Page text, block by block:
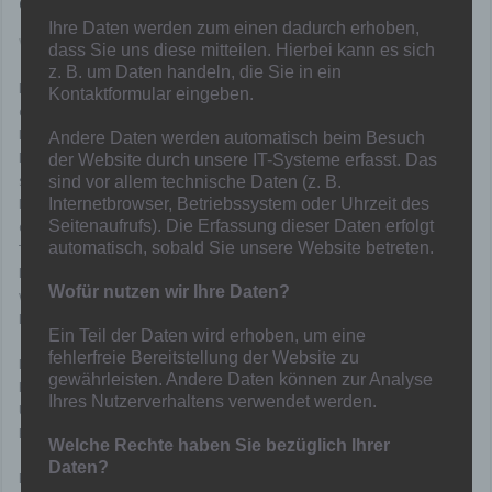
Von Mainka in Nachwuchs,News, U13
Leider hat unsere D1 den Sprung zur Niederrheinliga-Spielrunde in
diesem Jahr geschafft. Im neuen Jahr werden die Löwen in der
Leistungsklasse weiterspielen. Die Leistungsklasse wird mit 10
Mannschaften bestritten. Dinslaken 09 und der FSV Duisburg
spielen in der Spielrunde. Neu ist, dass die beiden letzten
Mannschaften der Hinrunde, RWS Lohberg und GSG Duisburg , in
die Kreisklasse Meldeliga abgestiegen sind. Aus dieser Gruppe sind
TSV Heimaterde Mülheim und SV Rot-Weiss Mülheim aufgestiegen.
Neu ist auch, dass die Punkte aus der Hinrunde nicht mitgenommen
werden. Jede Mannschaft fängt wieder mit 0 Punkten an. Hier die
Mannschaften:
Duisburger FV 08, SF Hamborn 07, SF Walsum 09, SV Rhenania
Hamborn, SV Rot-Weiss Mülheim, TSV Heimaterde Mülheim, TuS
Union 09 Mülheim, TuSpo Saarn, VFB Speldorf und TuS Viktoria
Buchholz.
Erster Spieltag ist der 07.03.2026. Der letzte Spieltag ist der
Ihre Daten werden zum einen dadurch erhoben,
dass Sie uns diese mitteilen. Hierbei kann es sich
z. B. um Daten handeln, die Sie in ein
Kontaktformular eingeben.
Andere Daten werden automatisch beim Besuch
der Website durch unsere IT-Systeme erfasst. Das
sind vor allem technische Daten (z. B.
Internetbrowser, Betriebssystem oder Uhrzeit des
Seitenaufrufs). Die Erfassung dieser Daten erfolgt
automatisch, sobald Sie unsere Website betreten.
Wofür nutzen wir Ihre Daten?
Ein Teil der Daten wird erhoben, um eine
fehlerfreie Bereitstellung der Website zu
gewährleisten. Andere Daten können zur Analyse
Ihres Nutzerverhaltens verwendet werden.
Welche Rechte haben Sie bezüglich Ihrer
Daten?